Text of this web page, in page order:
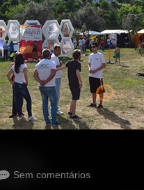
Sem comentários